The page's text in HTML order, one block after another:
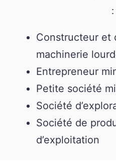
:
Constructeur et
machinerie
Entrepreneur
Petite société
Société
Société de
d’exploitation